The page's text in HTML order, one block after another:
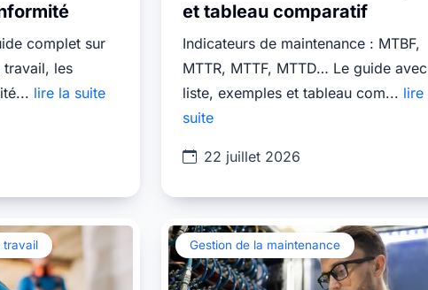
complet sur
travail, les
lire la suite
et tableau comparatif
Indicateurs de maintenance : MTBF,
MTTR, MTTF, MTTD… Le guide avec
liste, exemples et tableau com... lire
suite
22 juillet 2026
travail Gestion de la maintenance